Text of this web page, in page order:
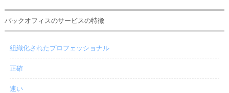
バックオフィスのサービスの特徴
組織化されたプロフェッショナル
正確
速い